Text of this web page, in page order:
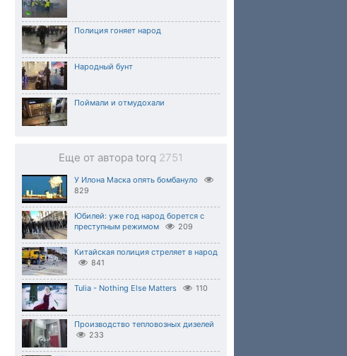
Полиция гоняет народ
Народный бунт
Поймали и отмудохали
Еще от автора torq 2751
У Илона Маска опять бомбануло
829
Юбилей: уже год народ борется с
преступным режимом
209
Китайская полиция стреляет в народ
841
Tulia - Nothing Else Matters 110
Производство тепловозных дизелей
233